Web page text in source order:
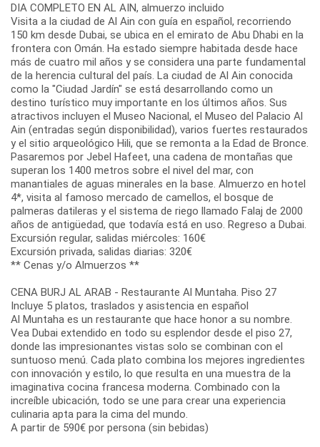
DIA COMPLETO EN AL AIN, almuerzo incluido
Visita a la ciudad de Al Ain con guía en español, recorriendo
150 km desde Dubai, se ubica en el emirato de Abu Dhabi en la
frontera con Omán. Ha estado siempre habitada desde hace
más de cuatro mil años y se considera una parte fundamental
de la herencia cultural del país. La ciudad de Al Ain conocida
como la "Ciudad Jardín" se está desarrollando como un
destino turístico muy importante en los últimos años. Sus
atractivos incluyen el Museo Nacional, el Museo del Palacio Al
Ain (entradas según disponibilidad), varios fuertes restaurados
y el sitio arqueológico Hili, que se remonta a la Edad de Bronce.
Pasaremos por Jebel Hafeet, una cadena de montañas que
superan los 1400 metros sobre el nivel del mar, con
manantiales de aguas minerales en la base. Almuerzo en hotel
4*, visita al famoso mercado de camellos, el bosque de
palmeras datileras y el sistema de riego llamado Falaj de 2000
años de antigüedad, que todavía está en uso. Regreso a Dubai.
Excursión regular, salidas miércoles: 160€
Excursión privada, salidas diarias: 320€
** Cenas y/o Almuerzos **
CENA BURJ AL ARAB - Restaurante Al Muntaha. Piso 27
Incluye 5 platos, traslados y asistencia en español
Al Muntaha es un restaurante que hace honor a su nombre.
Vea Dubai extendido en todo su esplendor desde el piso 27,
donde las impresionantes vistas solo se combinan con el
suntuoso menú. Cada plato combina los mejores ingredientes
con innovación y estilo, lo que resulta en una muestra de la
imaginativa cocina francesa moderna. Combinado con la
increíble ubicación, todo se une para crear una experiencia
culinaria apta para la cima del mundo.
A partir de 590€ por persona (sin bebidas)